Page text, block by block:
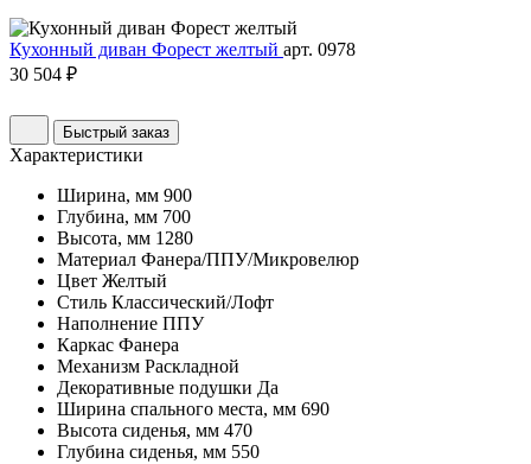
Кухонный диван Форест желтый арт. 0978
30 504 ₽
Быстрый заказ
Характеристики
Ширина, мм 900
Глубина, мм 700
Высота, мм 1280
Материал Фанера/ППУ/Микровелюр
Цвет Желтый
Стиль Классический/Лофт
Наполнение ППУ
Каркас Фанера
Механизм Раскладной
Декоративные подушки Да
Ширина спального места, мм 690
Высота сиденья, мм 470
Глубина сиденья, мм 550